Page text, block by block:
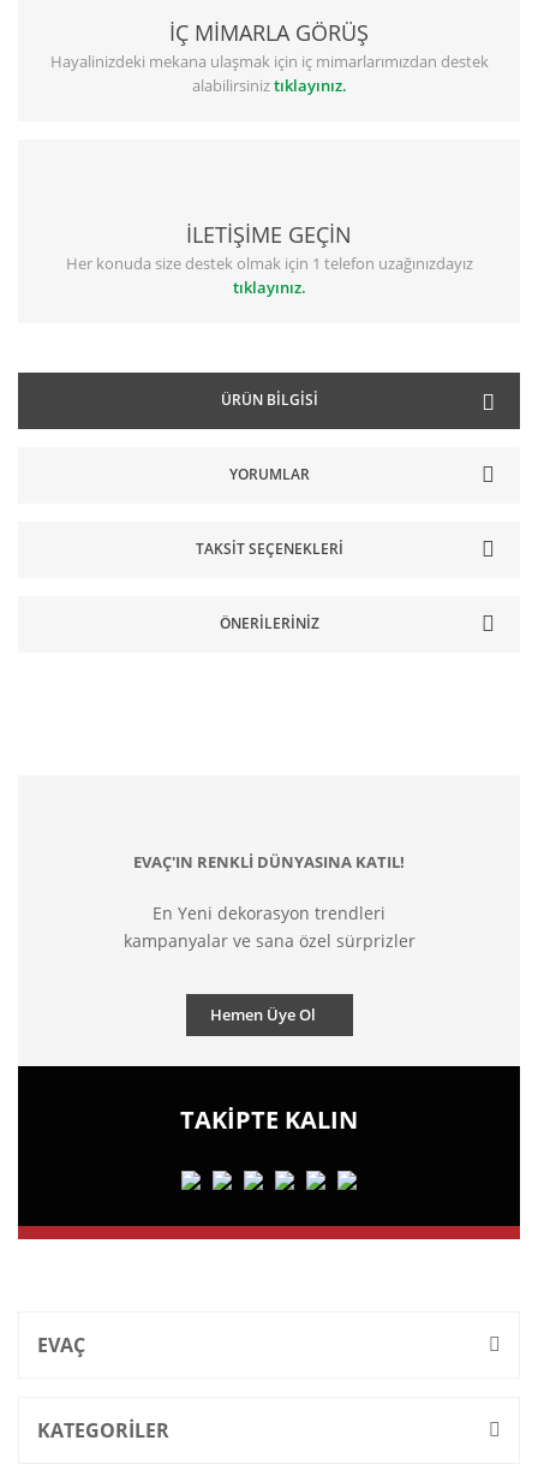
İÇ MİMARLA GÖRÜŞ
Hayalinizdeki mekana ulaşmak için iç mimarlarımızdan destek
alabilirsiniztıklayınız.
İLETİŞİME GEÇİN
Her konuda size destek olmak için 1 telefon uzağınızdayız
tıklayınız.
ÜRÜN BILGISI
YORUMLAR
TAKSIT SEÇENEKLERI
ÖNERILERINIZ
EVAÇ'IN RENKLİ DÜNYASINA KATIL!
En Yeni dekorasyon trendleri
kampanyalar ve sana özel sürprizler
Hemen Üye Ol
TAKİPTE KALIN
EVAÇ
KATEGORİLER